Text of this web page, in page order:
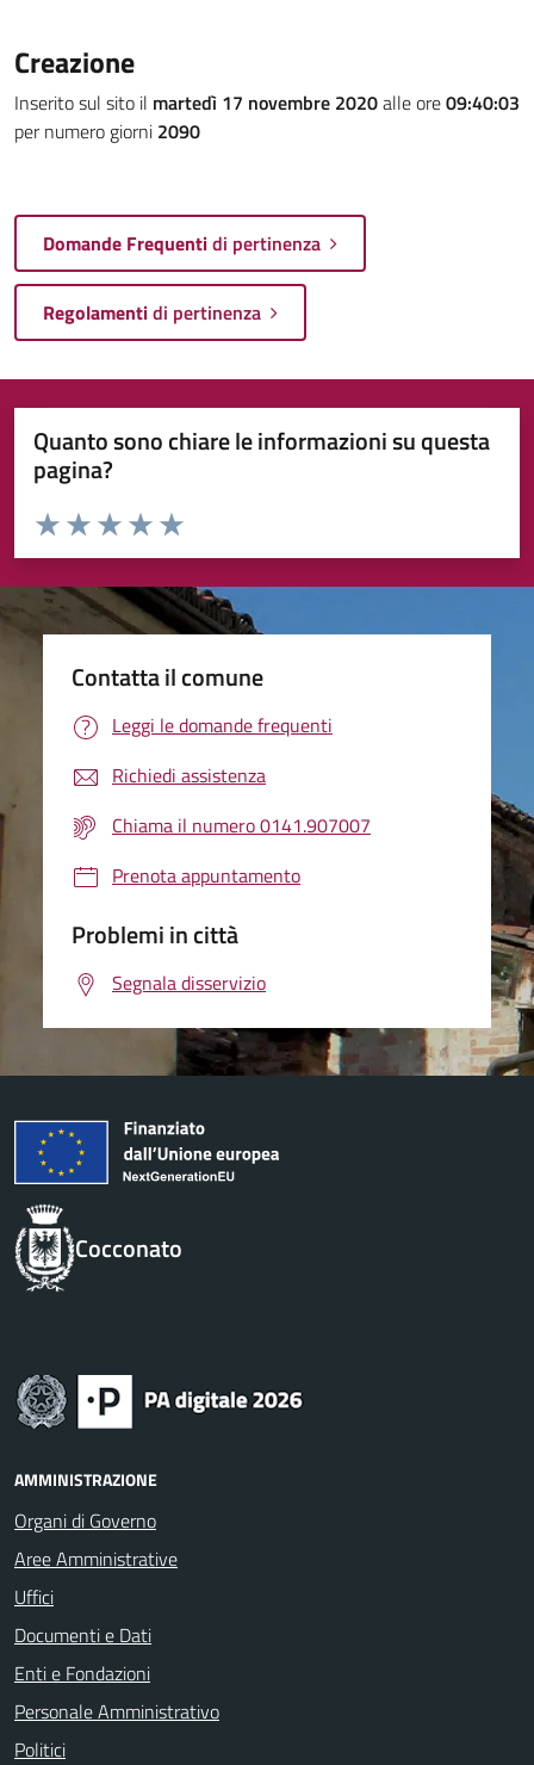
Creazione
Inserito sul sito il martedì 17 novembre 2020alle ore09:40:03
per numero giorni 2090
Domande Frequentidi pertinenza
Regolamentidi pertinenza
Quanto sono chiare le informazioni su questa
pagina?
Valuta da 1 a 5 stelle la pagina
Valuta 5 stelle su 5
Valuta 4 stelle su 5
Valuta 3 stelle su 5
Valuta 2 stelle su 5
Valuta 1 stelle su 5
Contatta il comune
Leggi le domande frequenti
Richiedi assistenza
Chiama il numero 0141.907007
Prenota appuntamento
Problemi in città
Segnala disservizio
Cocconato
AMMINISTRAZIONE
Organi di Governo
Aree Amministrative
Uffici
Documenti e Dati
Enti e Fondazioni
Personale Amministrativo
Politici